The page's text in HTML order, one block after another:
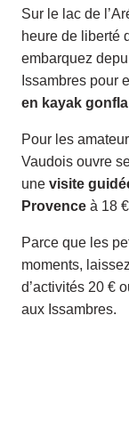
Sur le lac de
heure de liberté
embarquez
Issambres pour
en kayak
Pour les
Vaudois ouvre
une visite
Provence à 18
Parce que les
moments,
d’activités 20 €
aux Issambres.